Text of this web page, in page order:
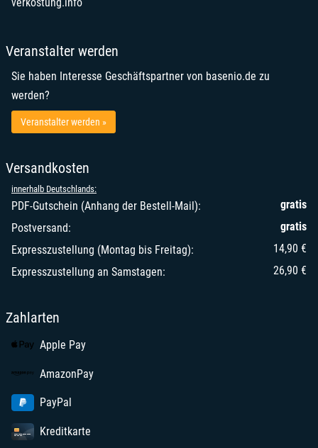
Veranstalter werden
Sie haben Interesse Geschäftspartner von basenio.de zu
werden?
Veranstalter werden »
Versandkosten
innerhalb Deutschlands:
PDF-Gutschein (Anhang der Bestell-Mail):
gratis
Postversand:
gratis
Expresszustellung (Montag bis Freitag):
14,90 €
Expresszustellung an Samstagen:
26,90 €
Zahlarten
Apple Pay
AmazonPay
PayPal
Kreditkarte